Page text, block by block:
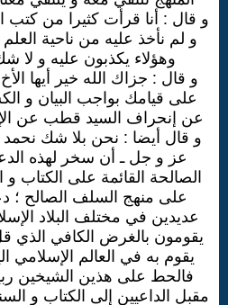
و قال : أنا قرأت كثيرا من كتب
و لم نأخذ عليه من ناحية العلم
وهؤلاء يكذبون عليه و لا
و قال : جزاك الله خير أيها
على قيامك بواجب البيان و
عن إنحراف السيد قطب عن
و قال أيضا : نحن بلا شك نحمد
عز و جل ـ أن سخر لهذه
الصالحة القائمة على الكتاب و
على منهج السلف الصالح ؛
عديدين في مختلف البلاد
يقومون بالغرض الكافي الذي
يقوم به في العالم الإسلامي
فالحط على هذين الشيخين
مقبل الداعيين إلى الكتاب و